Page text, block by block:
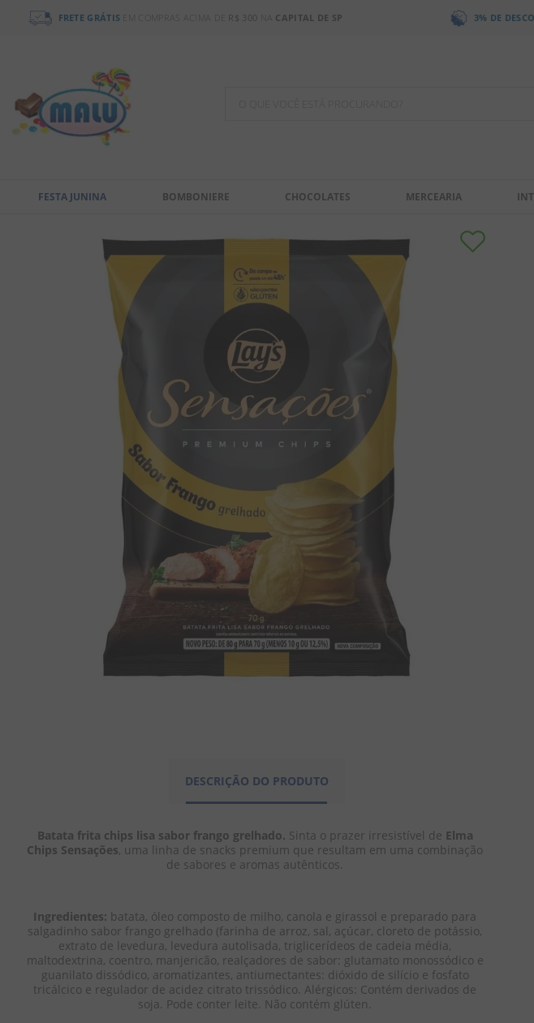
FRETE GRÁTIS EM COMPRAS ACIMA DE R$ 300 CAPITAL DE SP 3% DE
FESTA JUNINA BOMBONIERE CHOCOLATES MERCEARIA
DESCRIÇÃO DO PRODUTO
Batata frita chips lisa sabor frango grelhado. Sinta o prazer irresistível de Elma
Chips Sensações, uma linha de snacks premium que resultam em uma combinação
de sabores e aromas autênticos.
Ingredientes: batata, óleo composto de milho, canola e girassol e preparado para
salgadinho sabor frango grelhado (farinha de arroz, sal, açúcar, cloreto de potássio,
extrato de levedura, levedura autolisada, triglicerídeos de cadeia média,
maltodextrina, coentro, manjericão, realçadores de sabor: glutamato monossódico e
guanilato dissódico, aromatizantes, antiumectantes: dióxido de silício e fosfato
tricálcico e regulador de acidez citrato trissódico. Alérgicos: Contém derivados de
soja. Pode conter leite. Não contém glúten.
EM ATÉ1X R$ 12,59
SEM JUROS
Pringles
EM ATÉ1XR$ 12,59
SEM JUROS
＋
－
Cream Cheese 68g -
R$ 11,59
EM ATÉ1 XR$11 59
SEM JUROS
＋
－
R$ 11
EM ATÉ1 XR$
SEM JUROS
TERMOS MAIS BUSCADOS
2º
férias 2026
amendoim
salgadinho
chiclete
doce leite
biscoito
bala goma